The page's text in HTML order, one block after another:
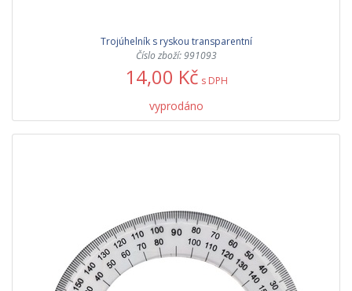
Trojúhelník s ryskou transparentní
Číslo zboží: 991093
14,00 Kč s DPH
vyprodáno